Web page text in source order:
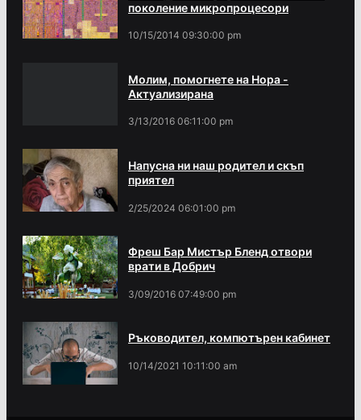
поколение микропроцесори
10/15/2014 09:30:00 pm
Молим, помогнете на Нора -
Актуализирана
3/13/2016 06:11:00 pm
Напусна ни наш родител и скъп
приятел
2/25/2024 06:01:00 pm
Фреш Бар Мистър Бленд отвори
врати в Добрич
3/09/2016 07:49:00 pm
Ръководител, компютърен кабинет
10/14/2021 10:11:00 am